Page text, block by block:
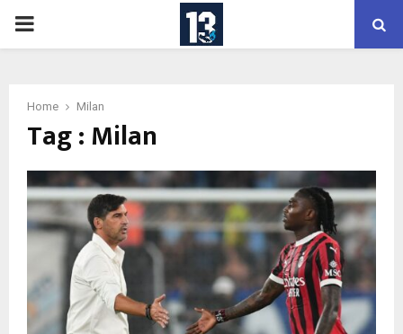
PRIMARY
Home Milan
Tag : Milan